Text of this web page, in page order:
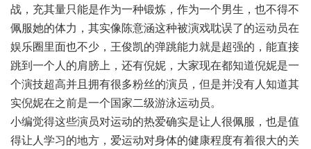
战，充其量只能是作为一种锻炼，作为一个男生，也不得不
佩服她的体力，其实像陈意涵这种被演戏耽误了的运动员在
娱乐圈里面也不少，王俊凯的弹跳能力就是超强的，能直接
跳到一个人的肩膀上，还有倪妮，大家现在都知道倪妮是一
个演技超高并且拥有很多粉丝的演员，但是并没有人知道其
实倪妮在之前是一个国家二级游泳运动员。
小编觉得这些演员对运动的热爱确实是让人很佩服，也是值
得让人学习的地方，爱运动对身体的健康程度有着很大的关